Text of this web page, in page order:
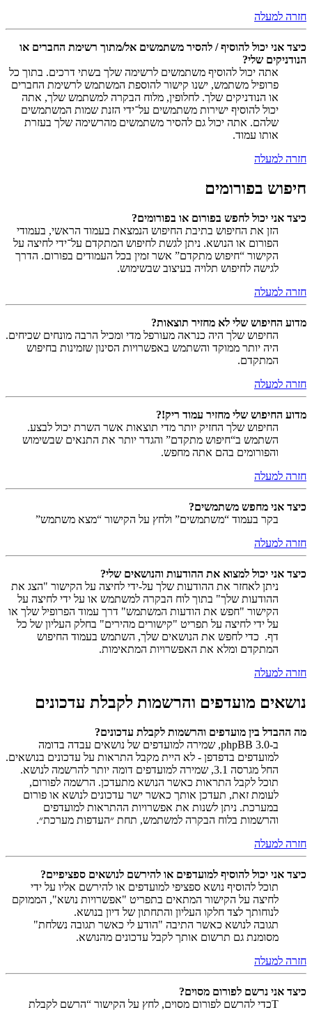
חזרה למעלה
כיצד אני יכול להוסיף / להסיר משתמשים אל/מתוך רשימת החברים או
הנודניקים שלי?
אתה יכול להוסיף משתמשים לרשימה שלך בשתי דרכים. בתוך כל
פרופיל משתמש, ישנו קישור להוספת המשתמש לרשימת החברים
או הנודניקים שלך. לחלופין, מלוח הבקרה למשתמש שלך, אתה
יכול להוסיף ישירות משתמשים על־ידי הזנת שמות המשתמשים
שלהם. אתה יכול גם להסיר משתמשים מהרשימה שלך בעזרת
אותו עמוד.
חזרה למעלה
חיפוש בפורומים
כיצד אני יכול לחפש בפורום או בפורומים?
הזן את החיפוש בתיבת החיפוש הנמצאת בעמוד הראשי, בעמודי
הפורום או הנושא. ניתן לגשת לחיפוש המתקדם על־ידי לחיצה על
הקישור “חיפוש מתקדם” אשר זמין בכל העמודים בפורום. הדרך
לגישה לחיפוש תלויה בעיצוב שבשימוש.
חזרה למעלה
מדוע החיפוש שלי לא מחזיר תוצאות?
החיפוש שלך היה כנראה מעורפל מדי ומכיל הרבה מונחים שכיחים.
היה יותר ממוקד והשתמש באפשרויות הסינון שזמינות בחיפוש
המתקדם.
חזרה למעלה
מדוע החיפוש שלי מחזיר עמוד ריק!?
החיפוש שלך החזיק יותר מדי תוצאות אשר השרת יכול לבצע.
השתמש ב“חיפוש מתקדם” והגדר יותר את התנאים שבשימוש
והפורומים בהם אתה מחפש.
חזרה למעלה
כיצד אני מחפש משתמשים?
בקר בעמוד “משתמשים” ולחץ על הקישור “מצא משתמש”
חזרה למעלה
כיצד אני יכול למצוא את ההודעות והנושאים שלי?
ניתן לאחזר את ההודעות שלך על-ידי לחיצה על הקישור "הצג את
ההודעות שלך" בתוך לוח הבקרה למשתמש או על ידי לחיצה על
הקישור "חפש את הודעות המשתמש" דרך עמוד הפרופיל שלך או
על ידי לחיצה על תפריט "קישורים מהירים" בחלק העליון של כל
דף. כדי לחפש את הנושאים שלך, השתמש בעמוד החיפוש
המתקדם ומלא את האפשרויות המתאימות.
חזרה למעלה
נושאים מועדפים והרשמות לקבלת עדכונים
מה ההבדל בין מועדפים והרשמות לקבלת עדכונים?
ב-phpBB 3.0, שמירה למועדפים של נושאים עבדה בדומה
למועדפים בדפדפן - לא היית מקבל התראות על עדכונים בנושאים.
החל מגרסה 3.1, שמירה למועדפים דומה יותר להרשמה לנושא.
תוכל לקבל התראות כאשר הנושא מתעדכן. הרשמה לפורום,
לעומת זאת, תעדכן אותך כאשר ישר עדכונים לנושא או פורום
במערכת. ניתן לשנות את אפשרויות ההתראות למועדפים
והרשמות בלוח הבקרה למשתמש, תחת ״העדפות מערכת״.
חזרה למעלה
כיצד אני יכול להוסיף למועדפים או להירשם לנושאים ספציפיים?
תוכל להוסיף נושא ספציפי למועדפים או להירשם אליו על ידי
לחיצה על הקישור המתאים בתפריט "אפשרויות נושא", הממוקם
לנוחותך לצד חלקו העליון והתחתון של דיון בנושא.
תגובה לנושא כאשר התיבה "הודע לי כאשר תגובה נשלחת"
מסומנת גם תרשום אותך לקבל עדכונים מהנושא.
חזרה למעלה
כיצד אני נרשם לפורום מסוים?
Tכדי להרשם לפורום מסוים, לחץ על הקישור “הרשם לקבלת